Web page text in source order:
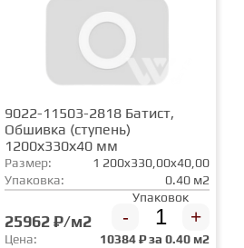
9022-11503-2818 Батист,
Обшивка (ступень)
1200х330х40 мм
Размер:
1 200x330,00x40,00
Упаковка:
0.40 м2
25962 ₽/м2
Упаковок
- +
Цена: 10384₽ за0.40 м2